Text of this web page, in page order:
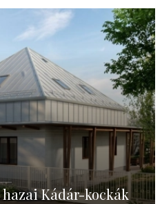
Kádár-kockák